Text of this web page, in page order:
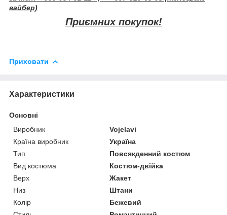
вайбер)
Приємних покупок!
Приховати
Характеристики
Основні
Виробник
Vojelavi
Країна виробник
Україна
Тип
Повсякденний костюм
Вид костюма
Костюм-двійка
Верх
Жакет
Низ
Штани
Колір
Бежевий